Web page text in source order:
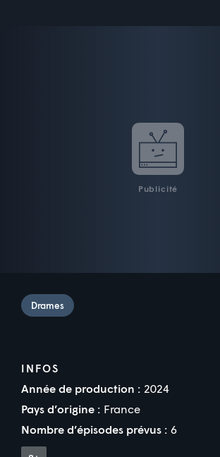
Publicité
Drames
INFOS
Année de production : 2024
Pays d’origine : France
Nombre d’épisodes prévus : 6